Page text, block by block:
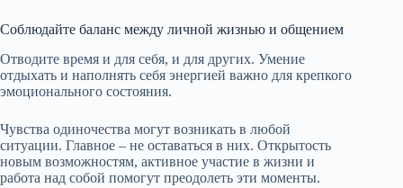
Соблюдайте баланс между личной жизнью и общением
Отводите время и для себя, и для других. Умение
отдыхать и наполнять себя энергией важно для крепкого
эмоционального состояния.
Чувства одиночества могут возникать в любой
ситуации. Главное – не оставаться в них. Открытость
новым возможностям, активное участие в жизни и
работа над собой помогут преодолеть эти моменты.